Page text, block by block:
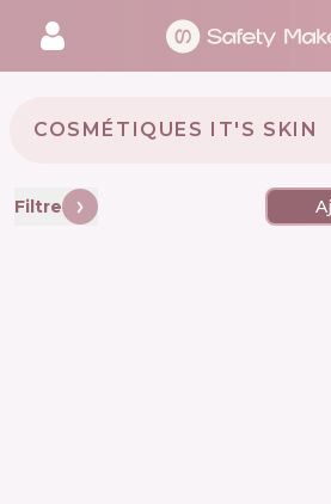
COSMÉTIQUES IT'S SKIN
Filtre